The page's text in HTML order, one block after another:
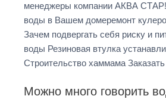
менеджеры компании АКВА СТАР!
воды в Вашем домеремонт
Зачем подвергать себя риску и
воды Резиновая втулка
Строительство хаммама
Можно много говорить